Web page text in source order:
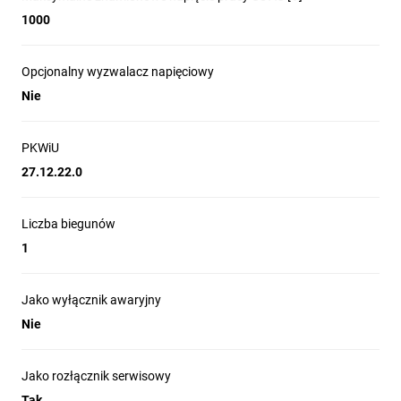
1000
Opcjonalny wyzwalacz napięciowy
Nie
PKWiU
27.12.22.0
Liczba biegunów
1
Jako wyłącznik awaryjny
Nie
Jako rozłącznik serwisowy